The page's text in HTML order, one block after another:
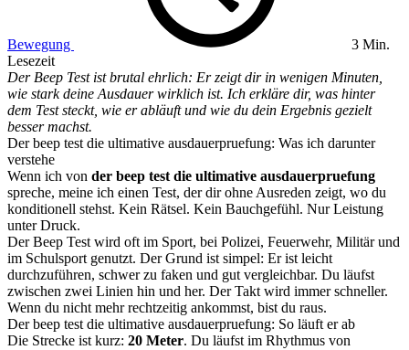
Bewegung
3 Min.
Lesezeit
Der Beep Test ist brutal ehrlich: Er zeigt dir in wenigen Minuten,
wie stark deine Ausdauer wirklich ist. Ich erkläre dir, was hinter
dem Test steckt, wie er abläuft und wie du dein Ergebnis gezielt
besser machst.
Der beep test die ultimative ausdauerpruefung: Was ich darunter
verstehe
Wenn ich von der beep test die ultimative ausdauerpruefung
spreche, meine ich einen Test, der dir ohne Ausreden zeigt, wo du
konditionell stehst. Kein Rätsel. Kein Bauchgefühl. Nur Leistung
unter Druck.
Der Beep Test wird oft im Sport, bei Polizei, Feuerwehr, Militär und
im Schulsport genutzt. Der Grund ist simpel: Er ist leicht
durchzuführen, schwer zu faken und gut vergleichbar. Du läufst
zwischen zwei Linien hin und her. Der Takt wird immer schneller.
Wenn du nicht mehr rechtzeitig ankommst, bist du raus.
Der beep test die ultimative ausdauerpruefung: So läuft er ab
Die Strecke ist kurz: 20 Meter. Du läufst im Rhythmus von